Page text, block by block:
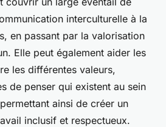
interculturelle à la
en passant par la valorisation
Elle peut également aider les
les différentes valeurs,
de penser qui existent au sein
ainsi de créer un
inclusif et respectueux.